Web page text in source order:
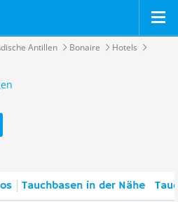
Antillen Bonaire Hotels
Tauchbasen in der Nähe